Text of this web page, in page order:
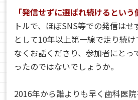
「発信せずに選ばれ続けるという
トルで、ほぼSNS等での発信は
として10年以上第一線で走り続
なくお話くださり、参加者にとっ
ったのではないでしょうか。
2016年から誰よりも早く歯科医